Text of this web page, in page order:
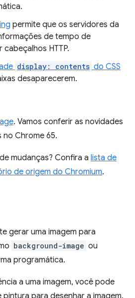
permite que os servidores da
de tempo de
HTTP.
display: contents do CSS
desaparecerem.
. Vamos conferir as novidades
Chrome 65.
mudanças? Confira a lista de
de origem do Chromium.
gerar uma imagem para
background-image ou
programática.
a uma imagem, você pode
para desenhar a imagem,